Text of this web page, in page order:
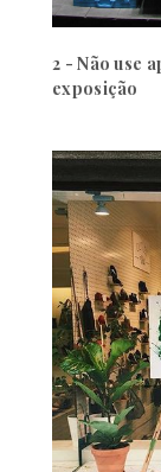
2 - Não use
exposição